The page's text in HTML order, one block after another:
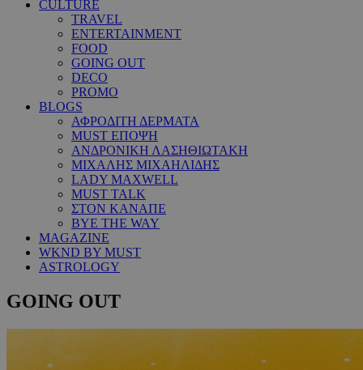
CULTURE
TRAVEL
ENTERTAINMENT
FOOD
GOING OUT
DECO
PROMO
BLOGS
ΑΦΡΟΔΙΤΗ ΔΕΡΜΑΤΑ
MUST ΕΠΟΨΗ
ΑΝΔΡΟΝΙΚΗ ΛΑΣΗΘΙΩΤΑΚΗ
ΜΙΧΑΛΗΣ ΜΙΧΑΗΛΙΔΗΣ
LADY MAXWELL
MUST TALK
ΣΤΟΝ ΚΑΝΑΠΕ
BYE THE WAY
MAGAZINE
WKND BY MUST
ASTROLOGY
GOING OUT